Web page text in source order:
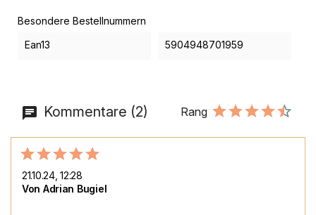
Besondere Bestellnummern
Ean13
5904948701959
Kommentare (2) Rang
21.10.24, 12:28
Von Adrian Bugiel